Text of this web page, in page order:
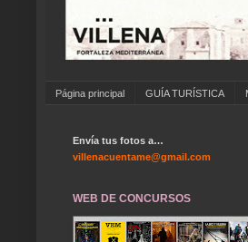
Página principal GUÍA TURÍSTICA
Envía tus fotos a…
villenacuentame@gmail.com
WEB DE CONCURSOS